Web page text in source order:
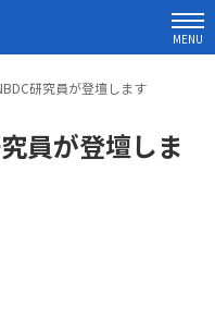
MENU
研究員が登壇します
員が登壇しま